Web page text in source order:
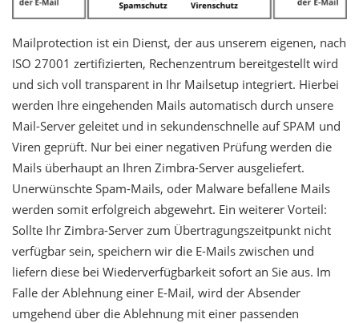
Mailprotection ist ein Dienst, der aus unserem eigenen, nach
ISO 27001 zertifizierten, Rechenzentrum bereitgestellt wird
und sich voll transparent in Ihr Mailsetup integriert. Hierbei
werden Ihre eingehenden Mails automatisch durch unsere
Mail-Server geleitet und in sekundenschnelle auf SPAM und
Viren geprüft. Nur bei einer negativen Prüfung werden die
Mails überhaupt an Ihren Zimbra-Server ausgeliefert.
Unerwünschte Spam-Mails, oder Malware befallene Mails
werden somit erfolgreich abgewehrt. Ein weiterer Vorteil:
Sollte Ihr Zimbra-Server zum Übertragungszeitpunkt nicht
verfügbar sein, speichern wir die E-Mails zwischen und
liefern diese bei Wiederverfügbarkeit sofort an Sie aus. Im
Falle der Ablehnung einer E-Mail, wird der Absender
umgehend über die Ablehnung mit einer passenden